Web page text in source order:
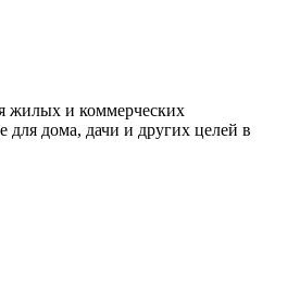
жилых и коммерческих
дома, дачи и других целей в